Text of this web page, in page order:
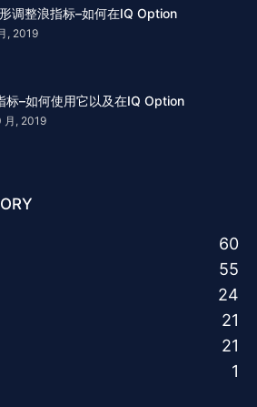
调整浪指标–如何在IQ Option
, 2019
标–如何使用它以及在IQ Option
月, 2019
60
55
24
21
21
1